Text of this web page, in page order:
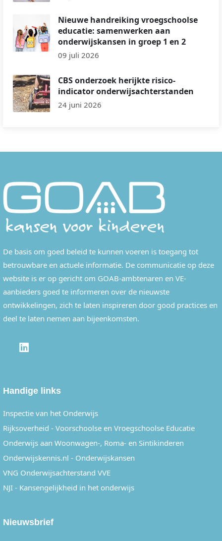
Nieuwe handreiking vroegschoolse
educatie: samenwerken aan
onderwijskansen in groep 1 en 2
09 juli 2026
CBS onderzoek herijkte risico-
indicator onderwijsachterstanden
24 juni 2026
De basis om goed beleid te kunnen voeren is toegang tot
betrouwbare en actuele informatie. De communicatie op deze
website is er op gericht om GOAB-ambtenaren en VE-
aanbieders goed te informeren over de nieuwste
ontwikkelingen, zich te laten inspireren door good practices en
deel te laten nemen aan bijeenkomsten.
Handige links
Inspectie van het Onderwijs
Rijksoverheid - Voorschoolse en Vroegschoolse Educatie
Onderwijs aan Woonwagen-, Roma- en Sintikinderen
Onderwijskennis.nl - Onderwijskansen
VNG Onderwijsachterstand VVE
NJI - Kansengelijkheid in het onderwijs
Nieuwsbrief